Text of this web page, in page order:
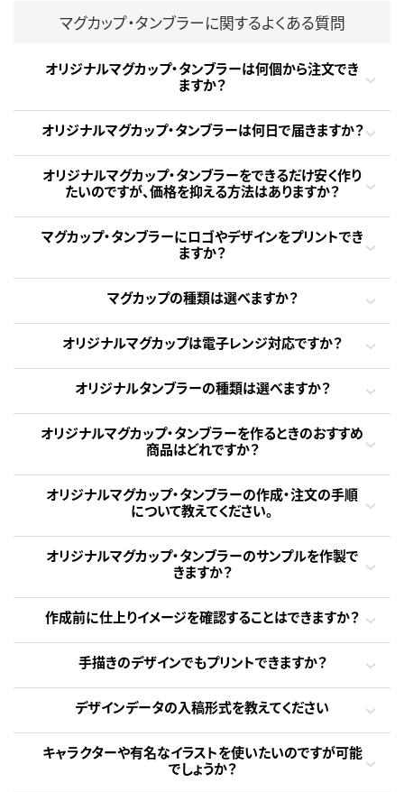
マグカップ・タンブラーに関するよくある質問
オリジナルマグカップ・タンブラーは何個から注文でき
ますか？
オリジナルマグカップ・タンブラーは何日で届きますか？
オリジナルマグカップ・タンブラーをできるだけ安く作り
たいのですが、価格を抑える方法はありますか？
マグカップ・タンブラーにロゴやデザインをプリントでき
ますか？
マグカップの種類は選べますか？
オリジナルマグカップは電子レンジ対応ですか？
オリジナルタンブラーの種類は選べますか？
オリジナルマグカップ・タンブラーを作るときのおすすめ
商品はどれですか？
オリジナルマグカップ・タンブラーの作成・注文の手順
について教えてください。
オリジナルマグカップ・タンブラーのサンプルを作製で
きますか？
作成前に仕上りイメージを確認することはできますか？
手描きのデザインでもプリントできますか？
デザインデータの入稿形式を教えてください
キャラクターや有名なイラストを使いたいのですが可能
でしょうか？